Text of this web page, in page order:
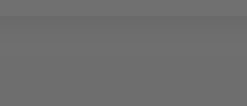
Kostenplanung: Die neue